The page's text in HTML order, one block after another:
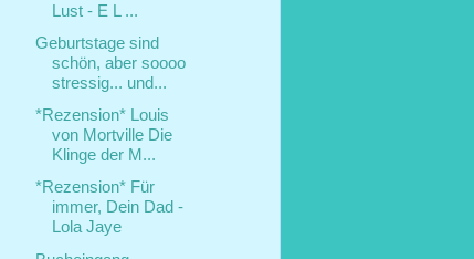
Lust - E L ...
Geburtstage sind
schön, aber soooo
stressig... und...
*Rezension* Louis
von Mortville Die
Klinge der M...
*Rezension* Für
immer, Dein Dad -
Lola Jaye